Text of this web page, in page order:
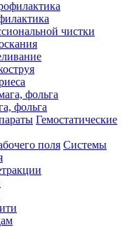
чистки
фольга
Гемостатические
Системы